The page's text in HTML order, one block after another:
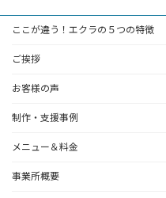
ここが違う！エクラの５つの特徴
ご挨拶
お客様の声
制作・支援事例
メニュー＆料金
事業所概要